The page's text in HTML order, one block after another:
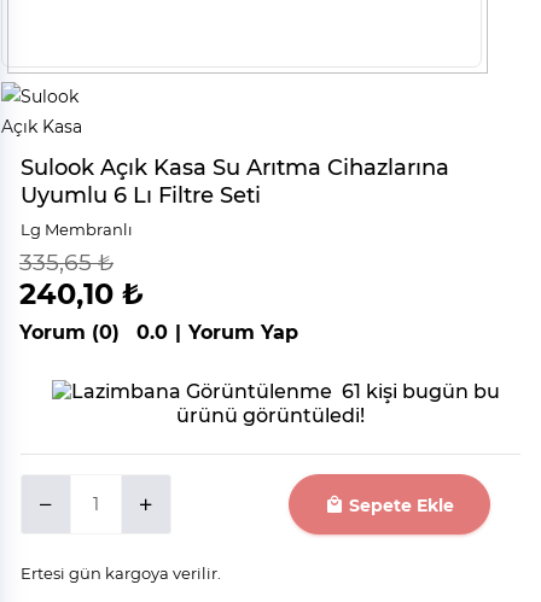
Sulook Açık Kasa Su Arıtma Cihazlarına
Uyumlu 6 Lı Filtre Seti
Lg Membranlı
%28
indirim
335,65 ₺
240,10 ₺
Yorum (0) 0.0 | Yorum Yap
61 kişi bugün bu
ürünü görüntüledi!
Sepete Ekle
Ertesi gün kargoya verilir.